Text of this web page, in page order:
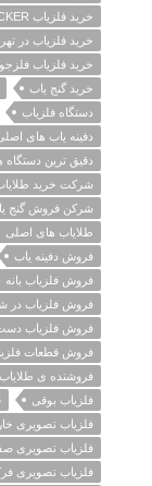
خرید فلزیاب FAST TRACKER
خرید فلزیاب در
خرید فلزیاب فلزجو
خرید گنج یاب
دستگاه فلزیاب
دفینه یاب های
دقیق ترین دستگاه
شرکت خرید
شرکن فروش گنج
طلایاب های اصلی
فروش دفینه یاب
فروش فلزیاب بانه
فروش فلزیاب در
فروش فلزیاب
فروش قطعات
فروشنده ی طلایاب
فلزیاب بوقی
فلزیاب تصویری
فلزیاب تصویری
فلزیاب تصویری